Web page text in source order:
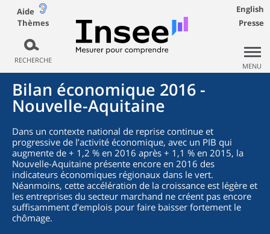
Aide
Thèmes
RECHERCHE
English
Presse
MENU
Bilan économique 2016 -
Nouvelle-Aquitaine
Dans un contexte national de reprise continue et
progressive de l’activité économique, avec un PIB qui
augmente de + 1,2 % en 2016 après + 1,1 % en 2015, la
Nouvelle-Aquitaine présente encore en 2016 des
indicateurs économiques régionaux dans le vert.
Néanmoins, cette accélération de la croissance est légère et
les entreprises du secteur marchand ne créent pas encore
suffisamment d’emplois pour faire baisser fortement le
chômage.